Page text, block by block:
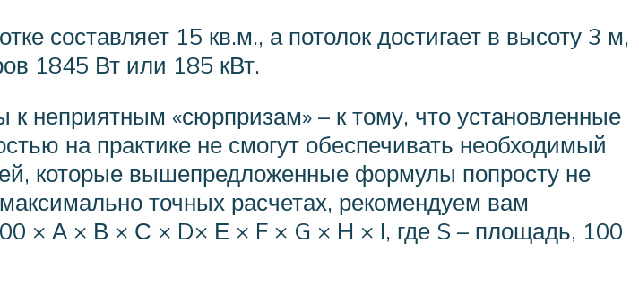
составляет 15 кв.м., а потолок достигает в высоту 3 м,
1845 Вт или 185 кВт.
неприятным «сюрпризам» – к тому, что установленные
на практике не смогут обеспечивать необходимый
которые вышепредложенные формулы попросту не
точных расчетах, рекомендуем вам
× А × В × С × D× Е × F × G × H × I, где S – площадь, 100